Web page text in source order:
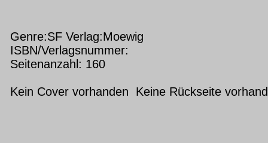
Genre:SF Verlag:Moewig
ISBN/Verlagsnummer:
Seitenanzahl: 160
Kein Cover vorhanden Keine Rückseite